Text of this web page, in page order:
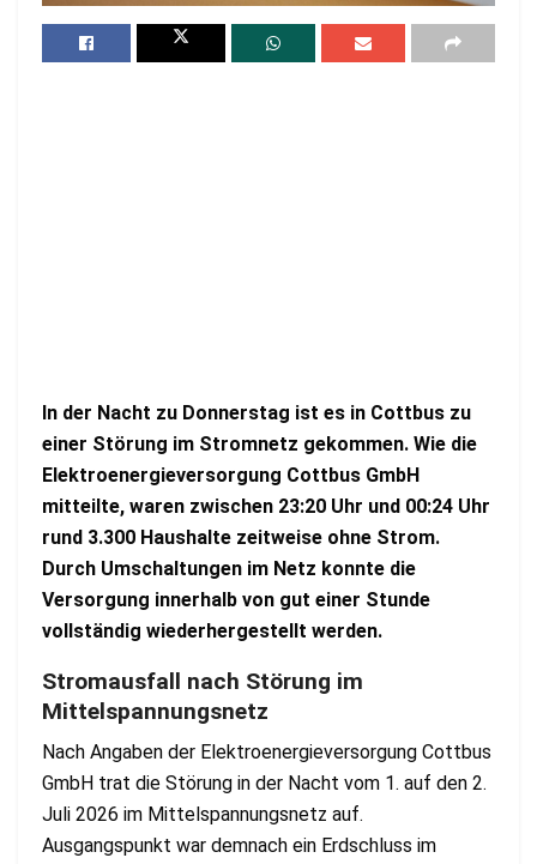
In der Nacht zu Donnerstag ist es in Cottbus zu
einer Störung im Stromnetz gekommen. Wie die
Elektroenergieversorgung Cottbus GmbH
mitteilte, waren zwischen 23:20 Uhr und 00:24 Uhr
rund 3.300 Haushalte zeitweise ohne Strom.
Durch Umschaltungen im Netz konnte die
Versorgung innerhalb von gut einer Stunde
vollständig wiederhergestellt werden.
Stromausfall nach Störung im
Mittelspannungsnetz
Nach Angaben der Elektroenergieversorgung Cottbus
GmbH trat die Störung in der Nacht vom 1. auf den 2.
Juli 2026 im Mittelspannungsnetz auf.
Ausgangspunkt war demnach ein Erdschluss im